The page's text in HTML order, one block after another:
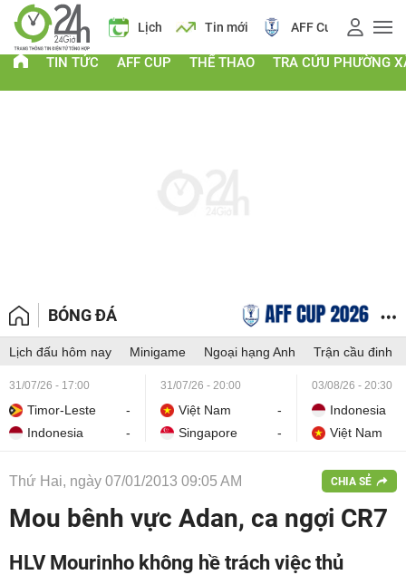
Lịch Tin mới AFF Cup Giá vàng
TIN TỨC AFF CUP THỂ THAO TRA CỨU PHƯỜNG
BÓNG ĐÁ
Lịch đấu hôm nay Minigame Ngoại hạng Anh Trận cầu đinh
31/07/26 - 17:00
Timor-Leste
-
Indonesia
-
31/07/26 - 20:00
Việt Nam
-
Singapore
-
03/08/26 - 20:30
Indonesia
Việt Nam
Thứ Hai, ngày 07/01/2013 09:05 AM CHIA SẺ
Mou bênh vực Adan, ca ngợi CR7
HLV Mourinho không hề trách việc thủ